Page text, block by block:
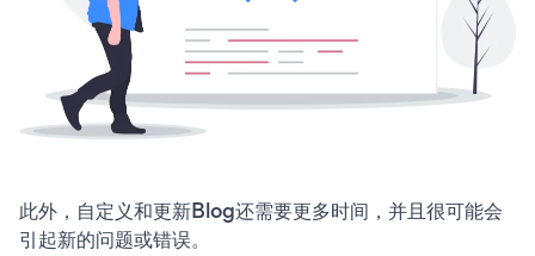
此外，自定义和更新Blog还需要更多时间，并且很可能会
引起新的问题或错误。